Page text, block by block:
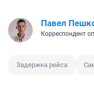
Павел
Корреспондент
Задержка рейса